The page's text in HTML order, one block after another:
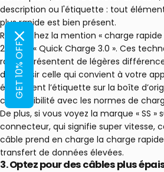
description ou l'étiquette : tout
plus rapide est bien présent.
Recherchez la mention « charge rapide
2.0 » ou « Quick Charge 3.0 ». Ces
rapide présentent de légères
de choisir celle qui convient à votre
également l’étiquette sur la boîte
compatibilité avec les normes de
De plus, si vous voyez la marque « SS »
connecteur, qui signifie super vitesse,
câble prend en charge la charge
transfert de données élevées.
3.Optez pour des câbles plus
GET 10% OFF